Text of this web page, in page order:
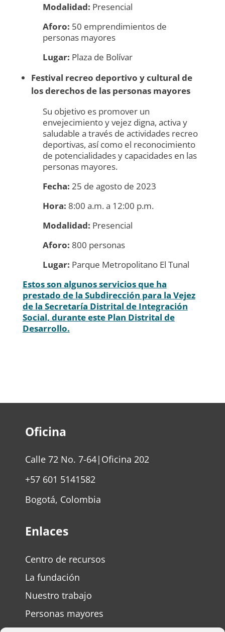
Modalidad: Presencial
Aforo: 50 emprendimientos de
personas mayores
Lugar: Plaza de Bolívar
Festival recreo deportivo y cultural de
los derechos de las personas mayores
Su objetivo es promover un
envejecimiento y vejez digna, activa y
saludable a través de actividades recreo
deportivas, así como el reconocimiento
de potencialidades y capacidades en las
personas mayores.
Fecha: 25 de agosto de 2023
Hora: 8:00 a.m. a 12:00 p.m.
Modalidad: Presencial
Aforo: 800 personas
Lugar: Parque Metropolitano El Tunal
Estos son algunos servicios que ha
prestado de la Subdirección para la Vejez
de la Secretaría Distrital de Integración
Social, durante este Plan Distrital de
Desarrollo.
Oficina
Calle 72 No. 7-64|Oficina 202
+57 601 5141582
Bogotá, Colombia
Enlaces
Centro de recursos
La fundación
Nuestro trabajo
Personas mayores